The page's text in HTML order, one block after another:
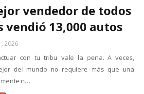
vendedor de todos
vendió 13,000 autos
2026
con tu tribu vale la pena. A veces,
del mundo no requiere más que una
n…